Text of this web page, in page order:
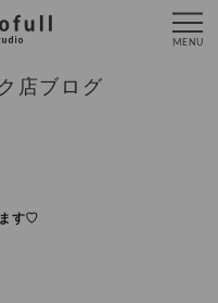
店ブログ
ます♡